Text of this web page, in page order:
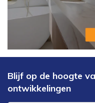
De scherpste
scherpste
Voor de beste prijzen voor
tegel. Wij bezorgen ook
uw bestelling boven €150,-
Blijf op de hoogte
ontwikkelingen